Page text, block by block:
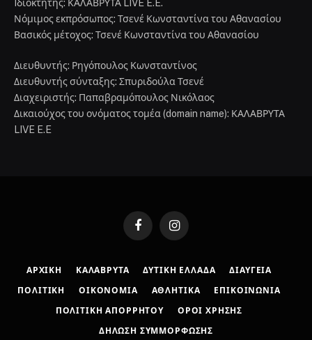
Iδιοκτήτης: ΚΑΛΑΒΡΥΤΑ LIVE E.E.
Νόμιμος εκπρόσωπος: Τσενέ Κωνσταντίνα του Αθανασίου
Βασικός μέτοχος: Τσενέ Κωνσταντίνα του Αθανασίου
Διευθυντής: Ρηγόπουλος Κωνσταντίνος
Διευθυντής σύνταξης: Σπυριδούλα Τσενέ
Διαχειριστής: Παπαβραμόπουλος Νικόλαος
Δικαιούχος του ονόματος τομέα (domain name): ΚΑΛΑΒΡΥΤΑ
LIVE E.E
FacebookInstagram
ΑΡΧΙΚΉ ΚΑΛΆΒΡΥΤΑ ΔΥΤΙΚΉ ΕΛΛΆΔΑ ΔΙΑΎΓΕΙΑ
ΠΟΛΙΤΙΚΉ ΟΙΚΟΝΟΜΊΑ ΑΘΛΗΤΙΚΆ ΕΠΙΚΟΙΝΩΝΊΑ
ΠΟΛΙΤΙΚΉ ΑΠΟΡΡΉΤΟΥ ΌΡΟΙ ΧΡΉΣΗΣ
ΔΉΛΩΣΗ ΣΥΜΜΌΡΦΩΣΗΣ